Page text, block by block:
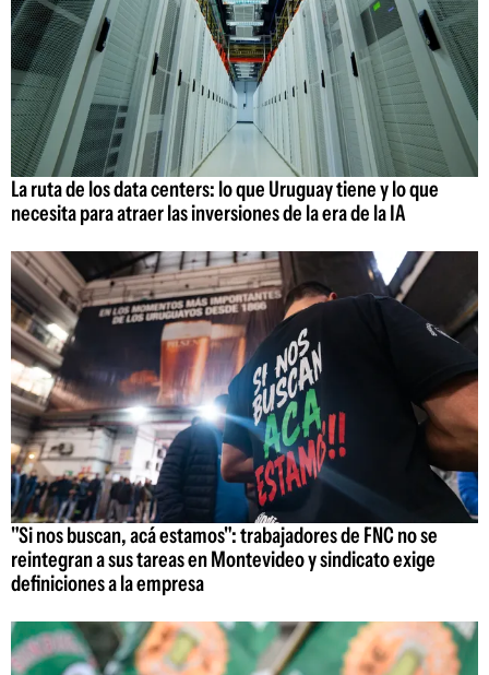
La ruta de los data centers: lo que Uruguay tiene y lo que
necesita para atraer las inversiones de la era de la IA
"Si nos buscan, acá estamos": trabajadores de FNC no se
reintegran a sus tareas en Montevideo y sindicato exige
definiciones a la empresa